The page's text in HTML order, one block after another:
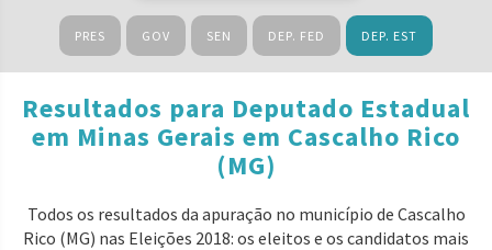
PRES GOV SEN DEP. FED DEP. EST
Resultados para Deputado Estadual
em Minas Gerais em Cascalho Rico
(MG)
Todos os resultados da apuração no município de Cascalho
Rico (MG) nas Eleições 2018: os eleitos e os candidatos mais